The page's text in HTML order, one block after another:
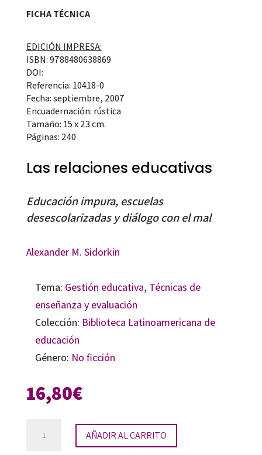
FICHA TÉCNICA
EDICIÓN IMPRESA:
ISBN: 9788480638869
DOI:
Referencia: 10418-0
Fecha: septiembre, 2007
Encuadernación: rústica
Tamaño: 15 x 23 cm.
Páginas: 240
Las relaciones educativas
Educación impura, escuelas
desescolarizadas y diálogo con el mal
Alexander M. Sidorkin
Tema: Gestión educativa, Técnicas de
enseñanza y evaluación
Colección: Biblioteca Latinoamericana de
educación
Género: No ficción
16,80€
AÑADIR AL CARRITO